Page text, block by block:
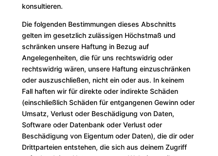
konsultieren.
Die folgenden Bestimmungen dieses Abschnitts
gelten im gesetzlich zulässigen Höchstmaß und
schränken unsere Haftung in Bezug auf
Angelegenheiten, die für uns rechtswidrig oder
rechtswidrig wären, unsere Haftung einzuschränken
oder auszuschließen, nicht ein oder aus. In keinem
Fall haften wir für direkte oder indirekte Schäden
(einschließlich Schäden für entgangenen Gewinn oder
Umsatz, Verlust oder Beschädigung von Daten,
Software oder Datenbank oder Verlust oder
Beschädigung von Eigentum oder Daten), die dir oder
Drittparteien entstehen, die sich aus deinem Zugriff